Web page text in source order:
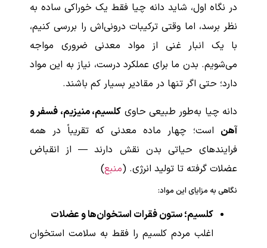
در نگاه اول، شاید دانه چیا فقط یک خوراکی ساده به
نظر برسد، اما وقتی ترکیبات درونی‌اش را بررسی کنیم،
با یک انبار غنی از مواد معدنی ضروری مواجه
می‌شویم. بدن ما برای عملکرد درست، نیاز به این مواد
دارد؛ حتی اگر تنها در مقادیر بسیار کم باشند.
دانه چیا به‌طور طبیعی حاوی کلسیم، منیزیم، فسفر و
آهن است؛ چهار ماده معدنی که تقریباً در همه
فرایندهای حیاتی بدن نقش دارند — از انقباض
عضلات گرفته تا تولید انرژی. (منبع)
نگاهی به مزایای این مواد:
کلسیم؛ ستون فقرات استخوان‌ها و عضلات
اغلب مردم کلسیم را فقط به سلامت استخوان